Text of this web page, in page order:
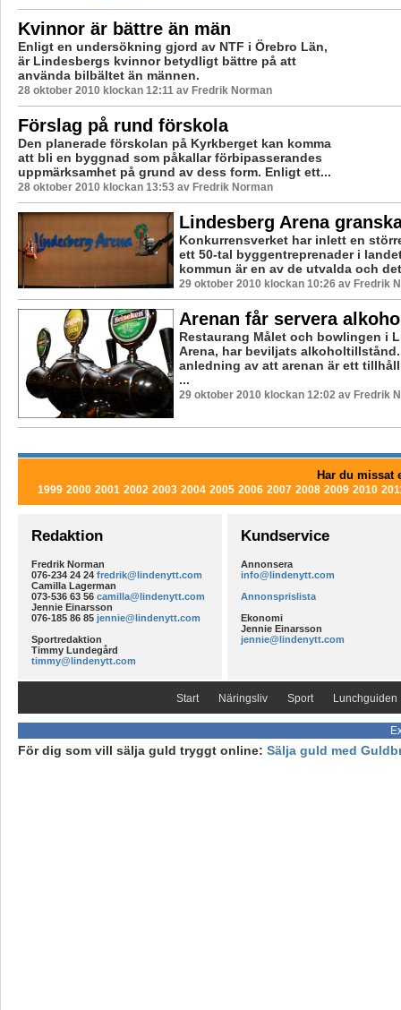
Kvinnor är bättre än män
Enligt en undersökning gjord av NTF i Örebro Län,
är Lindesbergs kvinnor betydligt bättre på att
använda bilbältet än männen.
28 oktober 2010 klockan 12:11 av Fredrik Norman
Förslag på rund förskola
Den planerade förskolan på Kyrkberget kan komma
att bli en byggnad som påkallar förbipasserandes
uppmärksamhet på grund av dess form. Enligt ett...
28 oktober 2010 klockan 13:53 av Fredrik Norman
Lindesberg Arena
Konkurrensverket har inlett en
ett 50-tal byggentreprenader i
kommun är en av de utvalda och
29 oktober 2010 klockan 10:26 av Fredrik
Arenan får servera
Restaurang Målet och bowlingen i
Arena, har beviljats alkoholtillstånd.
anledning av att arenan är ett
...
29 oktober 2010 klockan 12:02 av Fredrik
Har du missat
1999 2000 2001 2002 2003 2004 2005 2006 2007 2008 2009 2010
Redaktion
Fredrik Norman
076-234 24 24 fredrik@lindenytt.com
Camilla Lagerman
073-536 63 56 camilla@lindenytt.com
Jennie Einarsson
076-185 86 85 jennie@lindenytt.com
Sportredaktion
Timmy Lundegård
timmy@lindenytt.com
Kundservice
Annonsera
info@lindenytt.com
Annonsprislista
Ekonomi
Jennie Einarsson
jennie@lindenytt.com
Start Näringsliv Sport Lunchguiden
För dig som vill sälja guld tryggt online: Sälja guld med